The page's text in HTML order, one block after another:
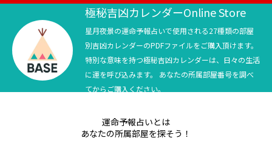
テニス四大大会・五輪
テニス四大大会・五輪
極秘吉凶カレンダーOnline Store
星月夜景の運命予報占いで使用される27種類の部屋
別吉凶カレンダーのPDFファイルをご購入頂けます。
特別な意味を持つ極秘吉凶カレンダーは、日々の生活
に運を呼び込みます。 あなたの所属部屋番号を調べ
てからご購入ください。
運命予報占いとは
あなたの所属部屋を探そう！